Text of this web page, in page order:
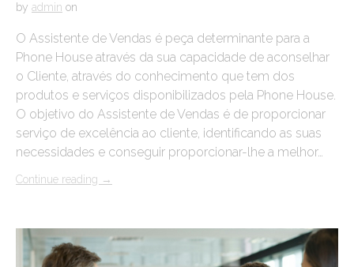
by admin on
O Assistente de Vendas é peça determinante para a
Phone House através da sua capacidade de aconselhar
o Cliente, através do conhecimento que tem dos
produtos e serviços disponibilizados pela Phone House.
O objetivo do Assistente de Vendas é de proporcionar
serviço de excelência ao cliente, identificando as suas
necessidades e conseguir proporcionar-lhe a melhor…
Continue reading →